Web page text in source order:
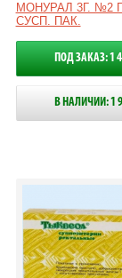
МОНУРАЛ 3Г. №2
СУСП. ПАК.
ПОД ЗАКАЗ: 1
В НАЛИЧИИ: 1